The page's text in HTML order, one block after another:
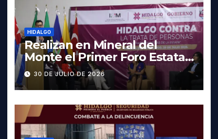
HIDALGO
Realizan en Mineral del
Monte el Primer Foro Estatal
contra la Trata de Personas
30 DE JULIO DE 2026